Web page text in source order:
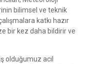
bilimsel ve teknik
katkı hazır
bir kez daha bildirir ve
olduğumuz acil